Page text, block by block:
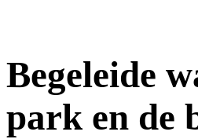
Begeleide
park en de